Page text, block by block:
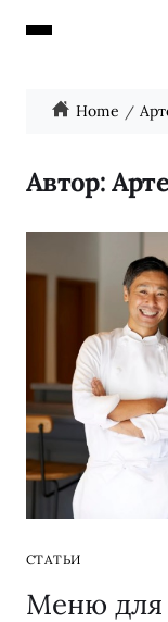
Home
Автор:
СТАТЬИ
Меню для